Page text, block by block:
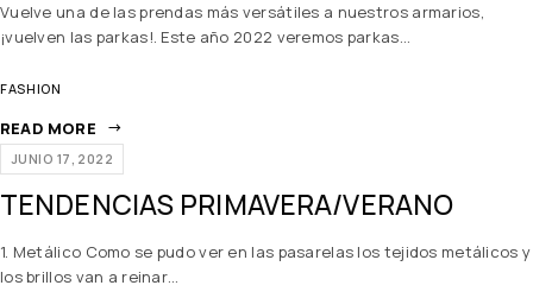
Vuelve una de las prendas más versátiles a nuestros armarios,
¡vuelven las parkas!. Este año 2022 veremos parkas…
FASHION
READ MORE
JUNIO 17, 2022
TENDENCIAS PRIMAVERA/VERANO
1. Metálico Como se pudo ver en las pasarelas los tejidos metálicos y
los brillos van a reinar…